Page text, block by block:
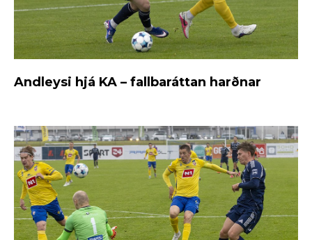
Andleysi hjá KA – fallbaráttan harðnar